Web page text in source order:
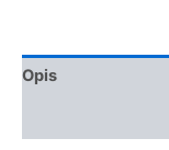
Opis